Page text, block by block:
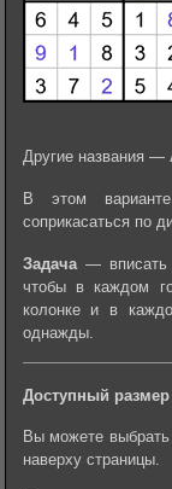
Другие названия —
В этом
соприкасаться по
Задача— вписать
чтобы в каждом
колонке и в
однажды.
Доступный размер
Вы можете
наверху страницы.